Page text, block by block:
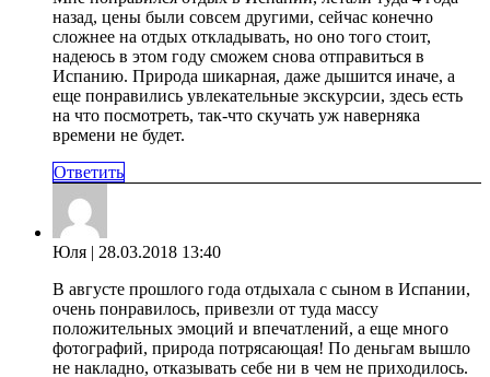
назад, цены были совсем другими, сейчас конечно
сложнее на отдых откладывать, но оно того стоит,
надеюсь в этом году сможем снова отправиться в
Испанию. Природа шикарная, даже дышится иначе, а
еще понравились увлекательные экскурсии, здесь есть
на что посмотреть, так-что скучать уж наверняка
времени не будет.
Ответить
Юля
| 28.03.2018 13:40
В августе прошлого года отдыхала с сыном в Испании,
очень понравилось, привезли от туда массу
положительных эмоций и впечатлений, а еще много
фотографий, природа потрясающая! По деньгам вышло
не накладно, отказывать себе ни в чем не приходилось.